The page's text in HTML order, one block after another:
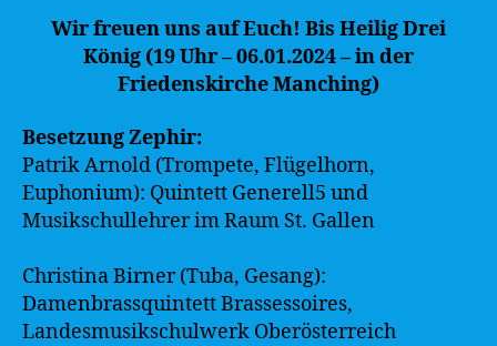
Wir freuen uns auf Euch! Bis Heilig Drei
König (19 Uhr – 06.01.2024 – in der
Friedenskirche Manching)
Besetzung Zephir:
Patrik Arnold (Trompete, Flügelhorn,
Euphonium): Quintett Generell5 und
Musikschullehrer im Raum St. Gallen
Christina Birner (Tuba, Gesang):
Damenbrassquintett Brassessoires,
Landesmusikschulwerk Oberösterreich